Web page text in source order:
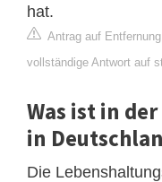
hat.
Antrag auf
vollständige Antwort auf
Was ist in
in
Die